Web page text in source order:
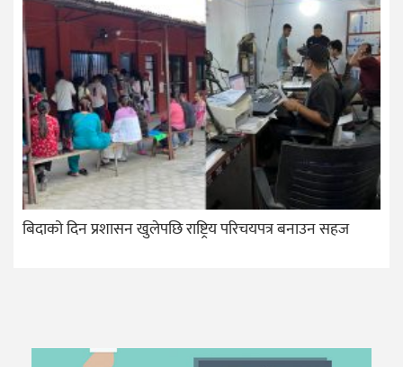
बिदाको दिन प्रशासन खुलेपछि राष्ट्रिय परिचयपत्र बनाउन सहज